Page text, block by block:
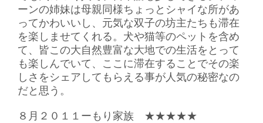
ーンの姉妹は母親同様ちょっとシャイな所があ
ってかわいいし、元気な双子の坊主たちも滞在
を楽しませてくれる。犬や猫等のペットを含め
て、皆この大自然豊富な大地での生活をとって
も楽しんでいて、ここに滞在することでその楽
しさをシェアしてもらえる事が人気の秘密なの
だと思う。
８月２０１１ーもり家族 ★★★★★